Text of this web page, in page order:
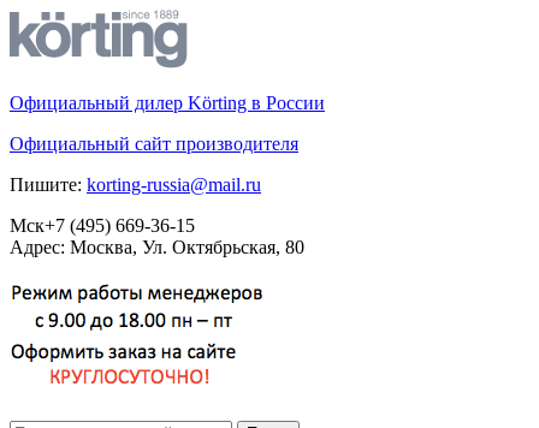
Официальный дилер Körting в России
Официальный сайт производителя
Пишите: korting-russia@mail.ru
Мск+7 (495) 669-36-15
Адрес: Москва, Ул. Октябрьская, 80